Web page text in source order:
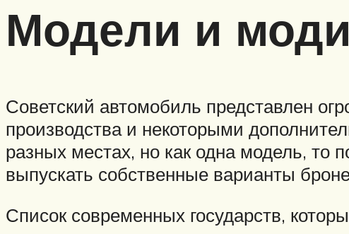
Модели и
Советский автомобиль представлен
производства и некоторыми
разных местах, но как одна модель, то
выпускать собственные варианты
Список современных государств,